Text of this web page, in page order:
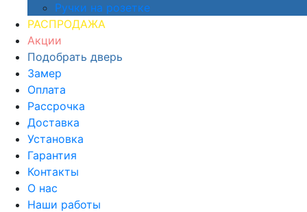
Ручки на розетке
РАСПРОДАЖА
Акции
Подобрать дверь
Замер
Оплата
Рассрочка
Доставка
Установка
Гарантия
Контакты
О нас
Наши работы